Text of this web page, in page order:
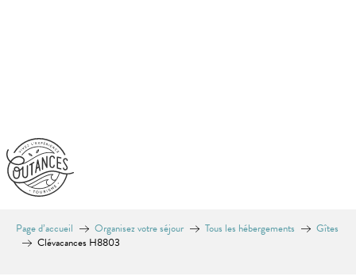
Page d’accueil Organisez votre séjour Tous les hébergements
Gîtes
Clévacances H8803